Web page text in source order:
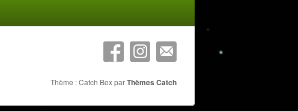
Thème : Catch Box parThèmes Catch